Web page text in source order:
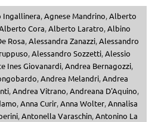
Ingallinera,Agnese Mandrino,Alberto
Cora,Alberto Laratro,Albino
Rosa,Alessandra Zanazzi,Alessandro
,Alessandro Sozzetti,Alessio
Ines Giovanardi,Andrea Bernagozzi,
,Andrea Melandri,Andrea
,Andrea Vitrano,Andreana D'Aquino,
,Anna Curir,Anna Wolter,Annalisa
,Antonella Varaschin,Antonino La